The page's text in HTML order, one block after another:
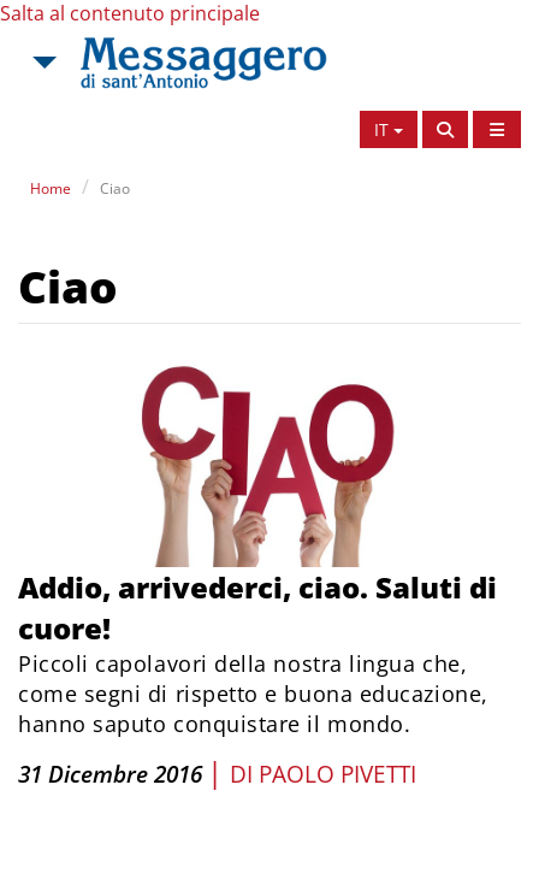
Salta al contenuto principale
IT
Home Ciao
Ciao
Addio, arrivederci, ciao. Saluti di
cuore!
Piccoli capolavori della nostra lingua che,
come segni di rispetto e buona educazione,
hanno saputo conquistare il mondo.
31 Dicembre 2016 | DI PAOLO PIVETTI